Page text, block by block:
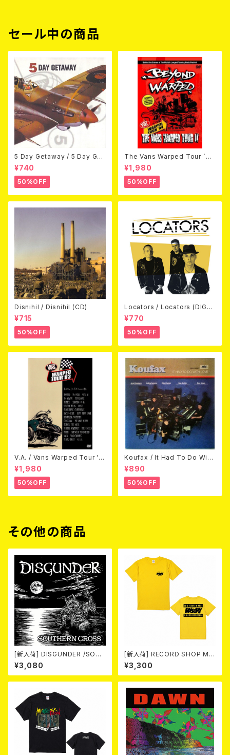
セール中の商品
5 Day Getaway / 5 Day Get
away (CDEP)
¥740
50%OFF
The Vans Warped Tour `04
Beyond Warped (国内盤DV
D)
¥1,980
50%OFF
Disnihil / Disnihil (CD)
¥715
50%OFF
Locators / Locators (DIGPA
CK CD)
¥770
50%OFF
V.A. / Vans Warped Tour '0
3 (DVD)
¥1,980
50%OFF
Koufax / It Had To Do With
Love (CD)
¥890
50%OFF
その他の商品
[新入荷] DISGUNDER /SOUT
HERN CROSS (CD)
¥3,080
[新入荷] RECORD SHOP MIS
ERY / 33th anniversary T-s
hirts (yellow ①)
¥3,300